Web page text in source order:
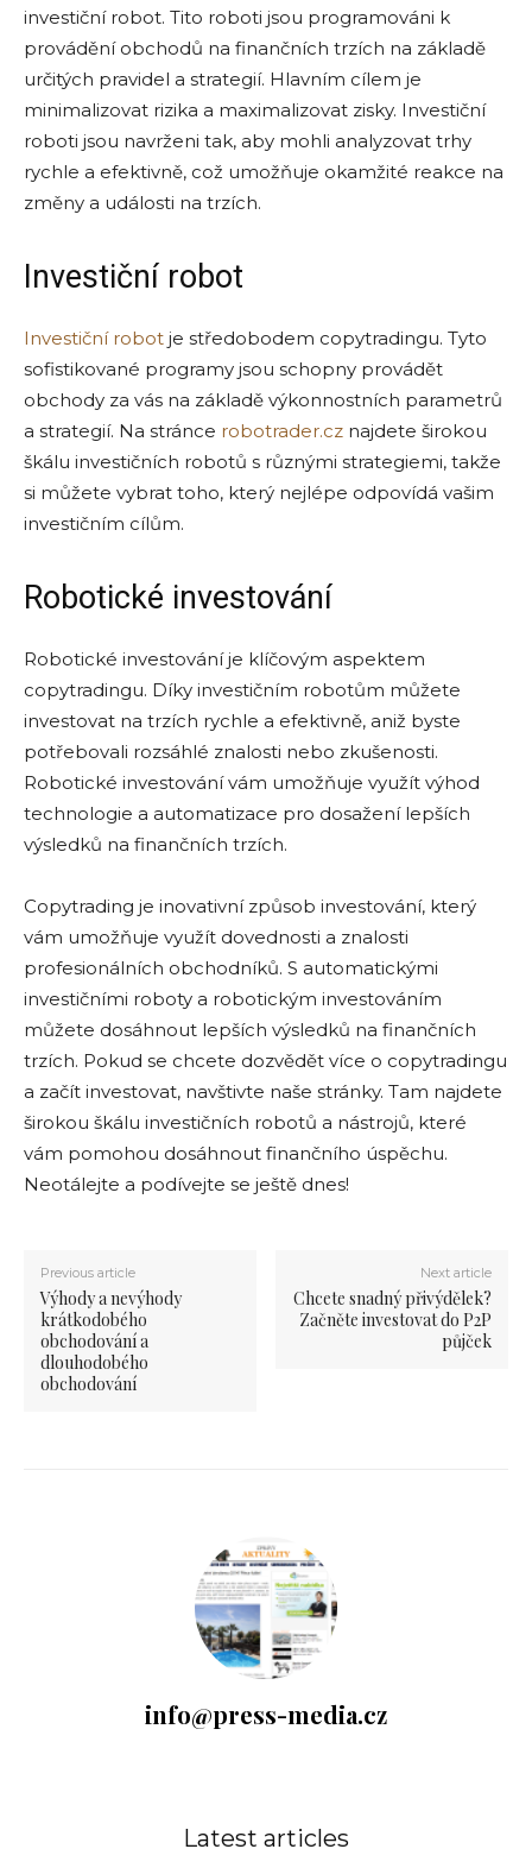
investiční robot. Tito roboti jsou programováni k
provádění obchodů na finančních trzích na základě
určitých pravidel a strategií. Hlavním cílem je
minimalizovat rizika a maximalizovat zisky. Investiční
roboti jsou navrženi tak, aby mohli analyzovat trhy
rychle a efektivně, což umožňuje okamžité reakce na
změny a události na trzích.
Investiční robot
Investiční robot je středobodem copytradingu. Tyto
sofistikované programy jsou schopny provádět
obchody za vás na základě výkonnostních parametrů
a strategií. Na stránce robotrader.cz najdete širokou
škálu investičních robotů s různými strategiemi, takže
si můžete vybrat toho, který nejlépe odpovídá vašim
investičním cílům.
Robotické investování
Robotické investování je klíčovým aspektem
copytradingu. Díky investičním robotům můžete
investovat na trzích rychle a efektivně, aniž byste
potřebovali rozsáhlé znalosti nebo zkušenosti.
Robotické investování vám umožňuje využít výhod
technologie a automatizace pro dosažení lepších
výsledků na finančních trzích.
Copytrading je inovativní způsob investování, který
vám umožňuje využít dovednosti a znalosti
profesionálních obchodníků. S automatickými
investičními roboty a robotickým investováním
můžete dosáhnout lepších výsledků na finančních
trzích. Pokud se chcete dozvědět více o copytradingu
a začít investovat, navštivte naše stránky. Tam najdete
širokou škálu investičních robotů a nástrojů, které
vám pomohou dosáhnout finančního úspěchu.
Neotálejte a podívejte se ještě dnes!
Previous article
Výhody a nevýhody
krátkodobého
obchodování a
dlouhodobého
obchodování
Next article
Chcete snadný přivýdělek?
Začněte investovat do P2P
půjček
info@press-media.cz
Latest articles